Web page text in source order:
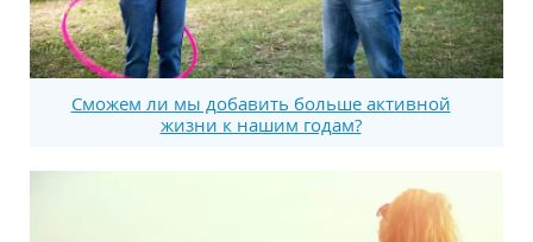
Сможем ли мы добавить больше активной
жизни к нашим годам?